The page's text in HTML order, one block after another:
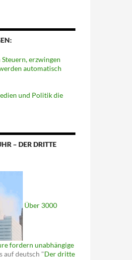
erzwingen
automatisch
und Politik die
– DER DRITTE
Über 3000
fordern unabhängige
auf deutsch "Der dritte